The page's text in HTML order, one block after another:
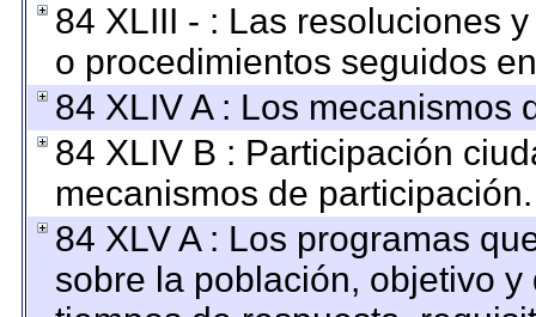
84 XLIII - : Las resoluciones
o procedimientos seguidos
84 XLIV A : Los mecanismos
84 XLIV B : Participación
mecanismos de participación.
84 XLV A : Los programas
sobre la población, objetivo